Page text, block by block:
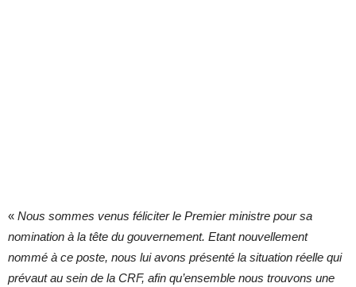
« Nous sommes venus féliciter le Premier ministre pour sa
nomination à la tête du gouvernement. Etant nouvellement
nommé à ce poste, nous lui avons présenté la situation réelle qui
prévaut au sein de la CRF, afin qu’ensemble nous trouvons une